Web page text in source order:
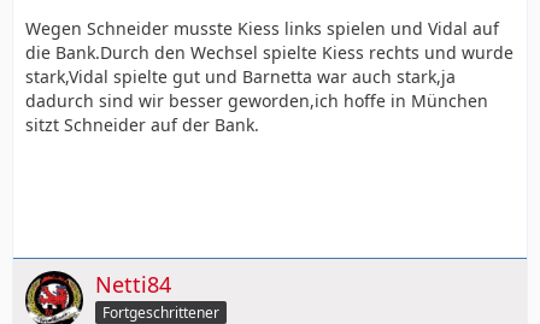
Wegen Schneider musste Kiess links spielen und Vidal auf
die Bank.Durch den Wechsel spielte Kiess rechts und wurde
stark,Vidal spielte gut und Barnetta war auch stark,ja
dadurch sind wir besser geworden,ich hoffe in München
sitzt Schneider auf der Bank.
Netti84
Fortgeschrittener